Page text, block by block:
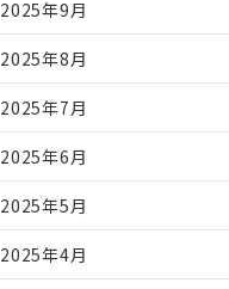
2025年9月
2025年8月
2025年7月
2025年6月
2025年5月
2025年4月